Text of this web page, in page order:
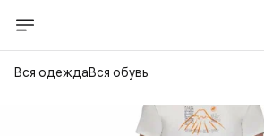
Вся одеждаВся обувь